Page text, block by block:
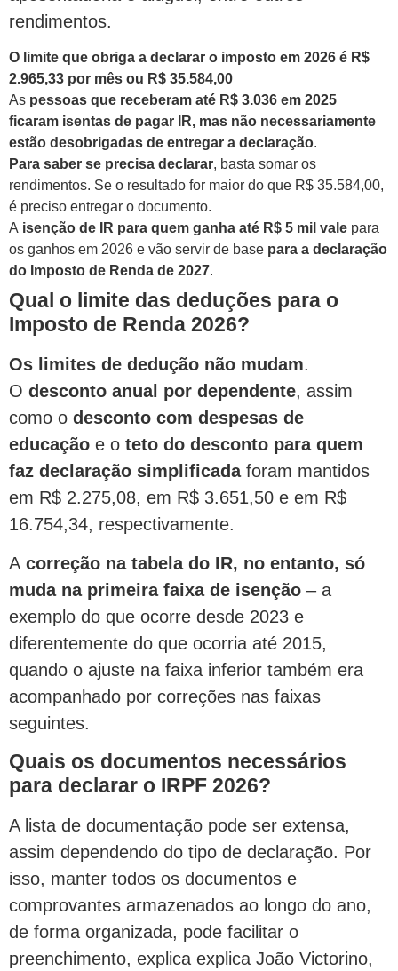
rendimentos.
O limite que obriga a declarar o imposto em 2026 é R$
2.965,33 por mês ou R$ 35.584,00
As pessoas que receberam até R$ 3.036 em 2025
ficaram isentas de pagar IR, mas não necessariamente
estão desobrigadas de entregar a declaração.
Para saber se precisa declarar, basta somar os
rendimentos. Se o resultado for maior do que R$ 35.584,00,
é preciso entregar o documento.
A isenção de IR para quem ganha até R$ 5 mil vale para
os ganhos em 2026 e vão servir de base para a declaração
do Imposto de Renda de 2027.
Qual o limite das deduções para o
Imposto de Renda 2026?
Os limites de dedução não mudam.
O desconto anual por dependente, assim
como o desconto com despesas de
educação e o teto do desconto para quem
faz declaração simplificadaforam mantidos
em R$ 2.275,08, em R$ 3.651,50 e em R$
16.754,34, respectivamente.
A correção na tabela do IR, no entanto, só
muda na primeira faixa de isenção – a
exemplo do que ocorre desde 2023 e
diferentemente do que ocorria até 2015,
quando o ajuste na faixa inferior também era
acompanhado por correções nas faixas
seguintes.
Quais os documentos necessários
para declarar o IRPF 2026?
A lista de documentação pode ser extensa,
assim dependendo do tipo de declaração. Por
isso, manter todos os documentos e
comprovantes armazenados ao longo do ano,
de forma organizada, pode facilitar o
preenchimento, explica explica João Victorino,